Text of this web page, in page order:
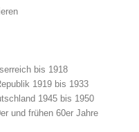
bis 1918
1919 bis 1933
1945 bis 1950
und frühen 60er Jahre